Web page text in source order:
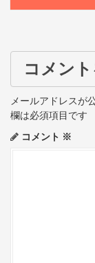
t
n
a
v
コメン
メールアドレスが
欄は必須項目です
コメント ※